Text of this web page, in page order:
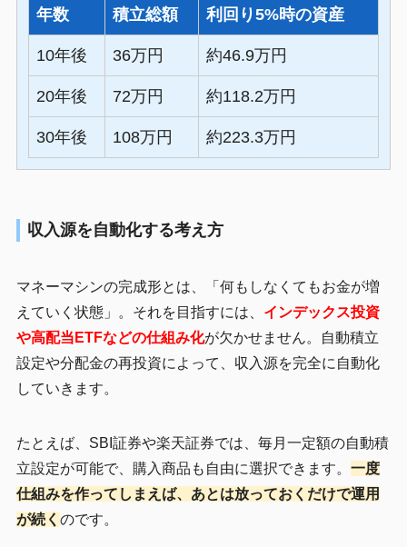
年数 積立総額 利回り5%時の資産
10年後 36万円 約46.9万円
20年後 72万円 約118.2万円
30年後 108万円 約223.3万円
収入源を自動化する考え方
マネーマシンの完成形とは、「何もしなくてもお金が増
えていく状態」。それを目指すには、 インデックス投資
や高配当ETFなどの仕組み化が欠かせません。自動積立
設定や分配金の再投資によって、収入源を完全に自動化
していきます。
たとえば、SBI証券や楽天証券では、毎月一定額の自動積
立設定が可能で、購入商品も自由に選択できます。 一度
仕組みを作ってしまえば、あとは放っておくだけで運用
が続く のです。